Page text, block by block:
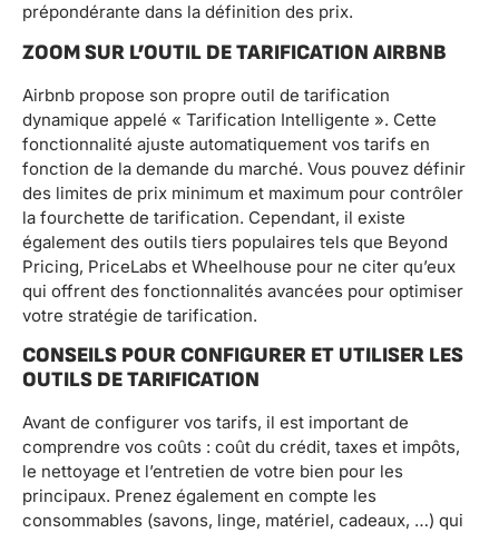
prépondérante dans la définition des prix.
ZOOM SUR L’OUTIL DE TARIFICATION AIRBNB
Airbnb propose son propre outil de tarification
dynamique appelé « Tarification Intelligente ». Cette
fonctionnalité ajuste automatiquement vos tarifs en
fonction de la demande du marché. Vous pouvez définir
des limites de prix minimum et maximum pour contrôler
la fourchette de tarification. Cependant, il existe
également des outils tiers populaires tels que Beyond
Pricing, PriceLabs et Wheelhouse pour ne citer qu’eux
qui offrent des fonctionnalités avancées pour optimiser
votre stratégie de tarification.
CONSEILS POUR CONFIGURER ET UTILISER LES
OUTILS DE TARIFICATION
Avant de configurer vos tarifs, il est important de
comprendre vos coûts : coût du crédit, taxes et impôts,
le nettoyage et l’entretien de votre bien pour les
principaux. Prenez également en compte les
consommables (savons, linge, matériel, cadeaux, …) qui